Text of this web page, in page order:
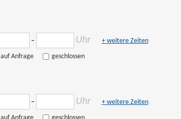
– Uhr + weitere Zeiten
auf Anfrage geschlossen
– Uhr + weitere Zeiten